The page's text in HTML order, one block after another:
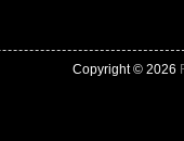
Copyright © 2026